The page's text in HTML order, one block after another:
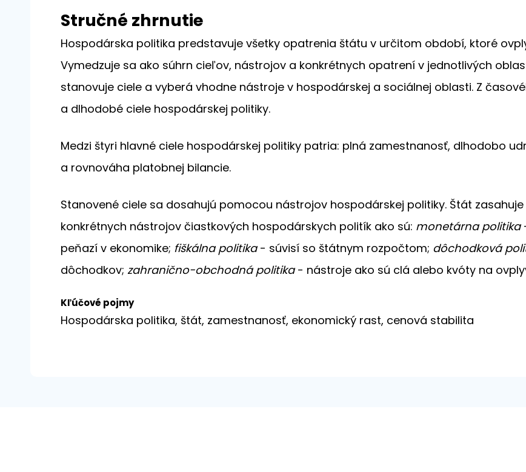
Stručné zhrnutie
Hospodárska politika predstavuje všetky opatrenia štátu v určitom období, ktoré
Vymedzuje sa ako súhrn cieľov, nástrojov a konkrétnych opatrení v jednotlivých
stanovuje ciele a vyberá vhodne nástroje v hospodárskej a sociálnej oblasti. Z
a dlhodobé ciele hospodárskej politiky.
Medzi štyri hlavné ciele hospodárskej politiky patria: plná zamestnanosť, dlhodobo
a rovnováha platobnej bilancie.
Stanovené ciele sa dosahujú pomocou nástrojov hospodárskej politiky. Štát
konkrétnych nástrojov čiastkových hospodárskych politík ako sú: monetárna politika
peňazí v ekonomike; fiškálna politika- súvisí so štátnym rozpočtom; dôchodková
dôchodkov; zahranično-obchodná politika- nástroje ako sú clá alebo kvóty na
Kľúčové pojmy
Hospodárska politika, štát, zamestnanosť, ekonomický rast, cenová stabilita